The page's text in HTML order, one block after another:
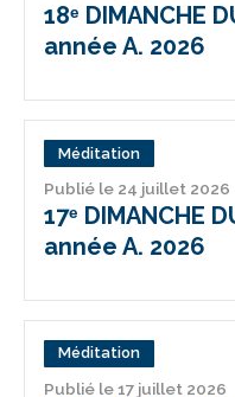
18ᵉ DIMANCHE
année A. 2026
Méditation
Publié le 24 juillet 2026
17ᵉ DIMANCHE
année A. 2026
Méditation
Publié le 17 juillet 2026